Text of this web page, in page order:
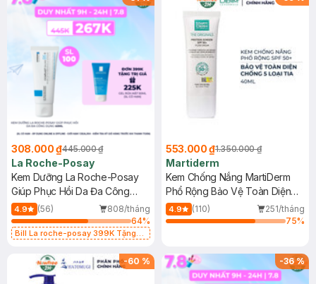
308.000 ₫445.000 ₫
La Roche-Posay
Kem Dưỡng La Roche-Posay
Giúp Phục Hồi Da Đa Công
Dụng 40ml
4.9 (56)
808/tháng
64%
Bill La roche-posay 399K Tặng
(SL có hạn)
553.000 ₫1.350.000 ₫
Martiderm
Kem Chống Nắng MartiDerm
Phổ Rộng Bảo Vệ Toàn Diện
40ml
4.9 (110)
251/tháng
75%
-60 % -36%